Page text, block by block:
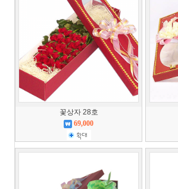
꽃상자 28호
69,000